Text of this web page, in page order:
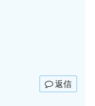
返信